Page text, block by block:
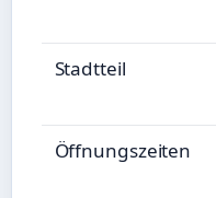
Stadtteil
Öffnungszeiten